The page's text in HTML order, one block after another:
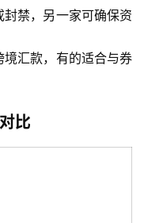
封禁，另一家可确保资
境汇款，有的适合与券
比